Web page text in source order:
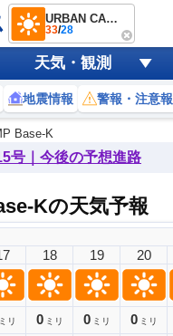
URBAN CAMP Base-K
33/28
天気・観測
地震情報 警報・注意報
Base-K
号｜今後の予想進路
Kの天気予報
ミリ
18
0 ミリ
19
0 ミリ
20
0 ミリ